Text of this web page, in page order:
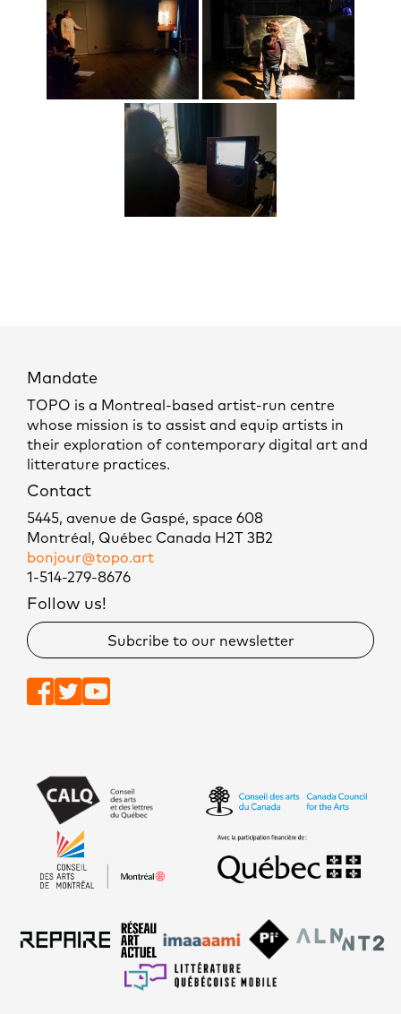
Mandate
TOPO is a Montreal-based artist-run centre
whose mission is to assist and equip artists in
their exploration of contemporary digital art and
litterature practices.
Contact
5445, avenue de Gaspé, space 608
Montréal, Québec Canada H2T 3B2
bonjour@topo.art
1-514-279-8676
Follow us!
Subcribe to our newsletter